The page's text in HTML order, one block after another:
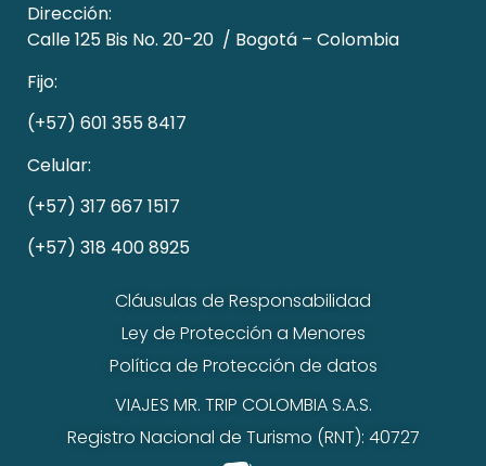
Dirección:
Calle 125 Bis No. 20-20 / Bogotá – Colombia
Fijo:
(+57) 601 355 8417
Celular:
(+57) 317 667 1517
(+57) 318 400 8925
Cláusulas de Responsabilidad
Ley de Protección a Menores
Política de Protección de datos
VIAJES MR. TRIP COLOMBIA S.A.S.
Registro Nacional de Turismo (RNT): 40727